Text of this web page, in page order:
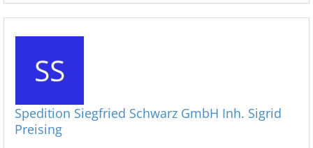
Spedition Siegfried Schwarz GmbH Inh. Sigrid
Preising